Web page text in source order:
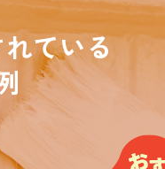
ている